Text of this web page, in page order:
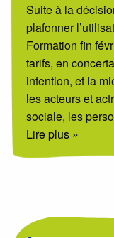
Suite à la
plafonner
Formation fin
tarifs, en
intention, et la
les acteurs et
sociale, les
Lire plus »